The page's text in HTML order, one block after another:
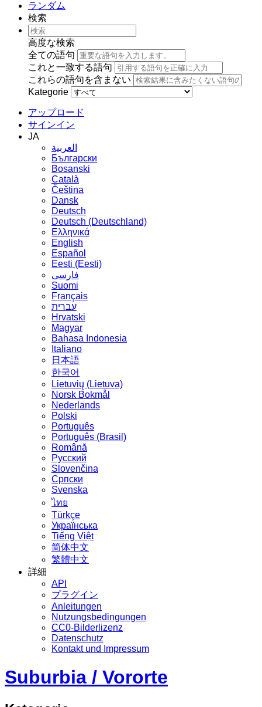
ランダム
検索
高度な検索
全ての語句
これと一致する語句
これらの語句を含まない
Kategorie
アップロード
サインイン
JA
العربية
Български
Bosanski
Сatalà
Čeština
Dansk
Deutsch
Deutsch (Deutschland)
Ελληνικά
English
Español
Eesti (Eesti)
فارسی
Suomi
Français
עברית
Hrvatski
Magyar
Bahasa Indonesia
Italiano
日本語
한국어
Lietuvių (Lietuva)
‪Norsk Bokmål‬
Nederlands
Polski
Português
Português (Brasil)
Română
Русский
Slovenčina
Српски
Svenska
ไทย
Türkçe
Українська
Tiếng Việt
简体中文
繁體中文
詳細
API
プラグイン
Anleitungen
Nutzungsbedingungen
CC0-Bilderlizenz
Datenschutz
Kontakt und Impressum
Suburbia / Vororte